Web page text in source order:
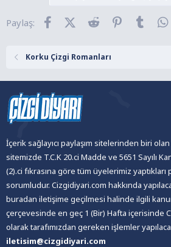
Paylaş: FacebookX (Twitter)
Reddit Pinterest
Korku Çizgi Romanları
İçerik sağlayıcı paylaşım sitelerinden biri
sitemizde T.C.K 20.ci Madde ve 5651 Sayılı
(2).ci fıkrasına göre tüm üyelerimiz yaptıkları
sorumludur. Cizgidiyari.com hakkında
buradan iletişime geçilmesi halinde ilgili
çerçevesinde en geç 1 (Bir) Hafta içerisinde
olarak tarafımızdan gereken işlemler
iletisim@cizgidiyari.com